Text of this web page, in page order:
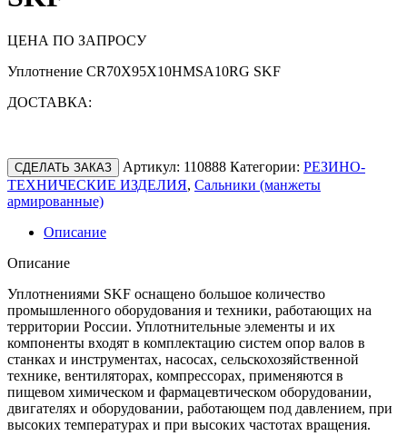
ЦЕНА ПО ЗАПРОСУ
Уплотнение CR70X95X10HMSA10RG SKF
ДОСТАВКА:
СДЕЛАТЬ ЗАКАЗ Артикул: 110888 Категории: РЕЗИНО-
ТЕХНИЧЕСКИЕ ИЗДЕЛИЯ, Сальники (манжеты
армированные)
Описание
Описание
Уплотнениями SKF оснащено большое количество
промышленного оборудования и техники, работающих на
территории России. Уплотнительные элементы и их
компоненты входят в комплектацию систем опор валов в
станках и инструментах, насосах, сельскохозяйственной
технике, вентиляторах, компрессорах, применяются в
пищевом химическом и фармацевтическом оборудовании,
двигателях и оборудовании, работающем под давлением, при
высоких температурах и при высоких частотах вращения.